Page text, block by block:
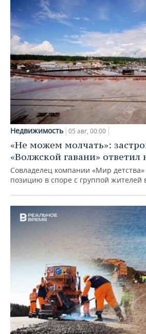
Недвижимость 05 авг, 00:00
«Не можем молчать»:
«Волжской гавани» ответил
Совладелец компании «Мир
позицию в споре с группой жителей